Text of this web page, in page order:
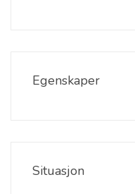
Egenskaper
Situasjon